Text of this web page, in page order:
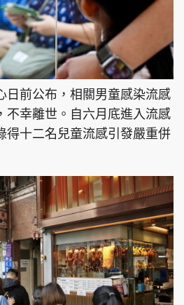
日前公布，相關男童感染流感
不幸離世。自六月底進入流感
得十二名兒童流感引發嚴重併